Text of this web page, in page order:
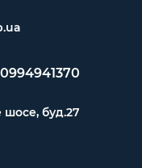
шосе, буд.27